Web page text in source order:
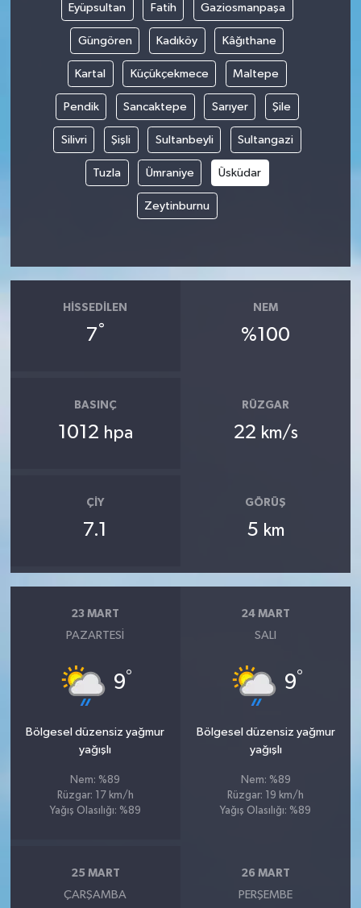
Eyüpsultan Fatih Gaziosmanpaşa
Güngören Kadıköy Kâğıthane
Kartal Küçükçekmece Maltepe
Pendik Sancaktepe Sarıyer Şile
Silivri Şişli Sultanbeyli Sultangazi
Tuzla Ümraniye Üsküdar
Zeytinburnu
HISSEDILEN
7°
NEM
%100
BASINÇ
1012 hpa
RÜZGAR
22 km/s
ÇIY
7.1
GÖRÜŞ
5 km
23 MART
PAZARTESI
9°
Bölgesel düzensiz yağmur
yağışlı
Nem: %89
Rüzgar: 17 km/h
Yağış Olasılığı: %89
24 MART
SALI
9°
Bölgesel düzensiz yağmur
yağışlı
Nem: %89
Rüzgar: 19 km/h
Yağış Olasılığı: %89
25 MART
ÇARŞAMBA
26 MART
PERŞEMBE